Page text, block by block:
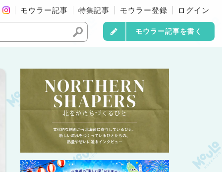
モウラー記事 特集記事 モウラー登録 ログイン
モウラー記事を書く